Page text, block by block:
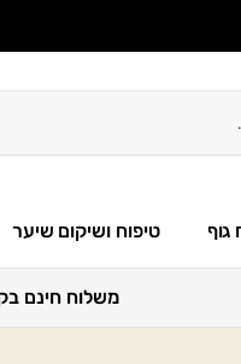
גוף טיפוח ושיקום שיער
משלוח חינם